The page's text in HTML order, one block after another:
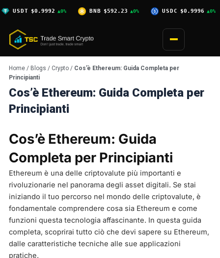
to
content
▲0% BNB $592.23 ▲0% USDC $0.9996 ▲0% XRP
Home/ Blogs / Crypto/ Cos’è Ethereum: Guida Completa per
Principianti
Cos’è Ethereum: Guida Completa per
Principianti
Cos’è Ethereum: Guida
Completa per Principianti
Ethereum è una delle criptovalute più importanti e
rivoluzionarie nel panorama degli asset digitali. Se stai
iniziando il tuo percorso nel mondo delle criptovalute, è
fondamentale comprendere cosa sia Ethereum e come
funzioni questa tecnologia affascinante. In questa guida
completa, scoprirai tutto ciò che devi sapere su Ethereum,
dalle caratteristiche tecniche alle sue applicazioni
pratiche.